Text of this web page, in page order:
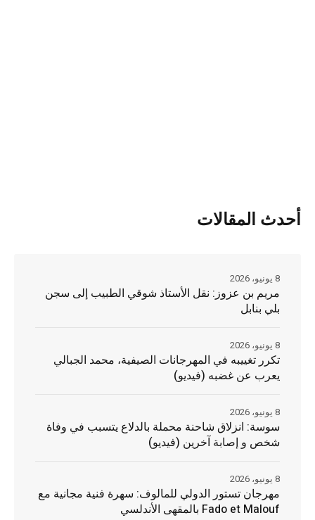
أحدث المقالات
مريم بن عزوز: نقل الأستاذ شوقي الطبيب إلى سجن
بلي بنابل
8 يونيو، 2026
تكرر تغييبه في المهرجانات الصيفية، محمد الجبالي
يعرب عن غضبه (فيديو)
8 يونيو، 2026
سوسة: انزلاق شاحنة محملة بالدلاع يتسبب في وفاة
شخص و إصابة آخرين (فيديو)
8 يونيو، 2026
مهرجان تستور الدولي للمالوف: سهرة فنية مجانية مع
Fado et Malouf بالمقهى الأندلسي
8 يونيو، 2026